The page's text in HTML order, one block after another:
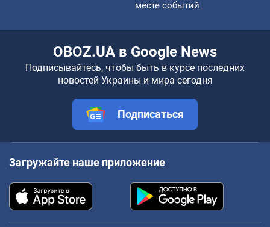
месте событий
OBOZ.UA в Google News
Подписывайтесь, чтобы быть в курсе последних
новостей Украины и мира сегодня
Подписаться
Загружайте наше приложение